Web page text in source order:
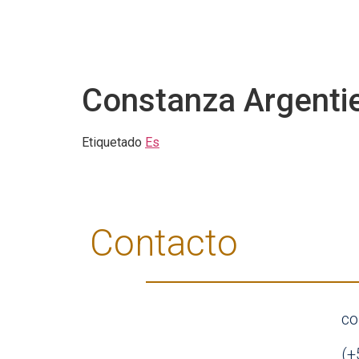
Constanza
Etiquetado Es
Contacto